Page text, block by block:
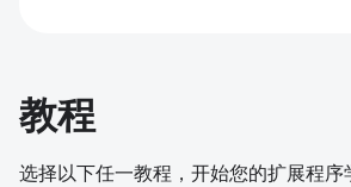
教程
选择以下任一教程，开始您的扩展程序